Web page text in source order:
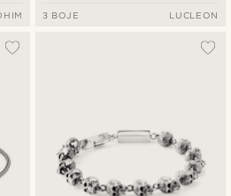
3 BOJE LUCLEON